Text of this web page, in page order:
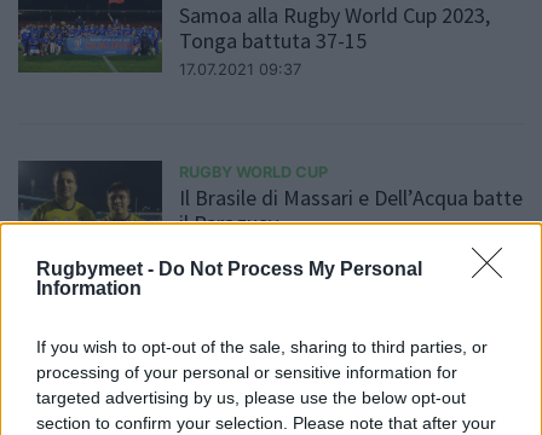
Rugbymeet - Do Not Process My Personal
Information
If you wish to opt-out of the sale, sharing to third parties, or
processing of your personal or sensitive information for
targeted advertising by us, please use the below opt-out
section to confirm your selection. Please note that after your
Samoa alla Rugby World Cup 2023,
Tonga battuta 37-15
17.07.2021 09:37
RUGBY WORLD CUP
Il Brasile di Massari e Dell’Acqua batte
il Paraguay
RUGBY WORLD CUP
Dal 15 marzo le vendite per i biglietti
per la Rugby World Cup 2023